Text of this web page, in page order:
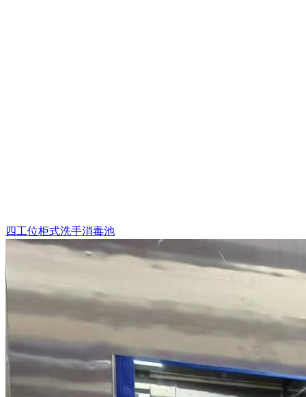
四工位柜式洗手消毒池